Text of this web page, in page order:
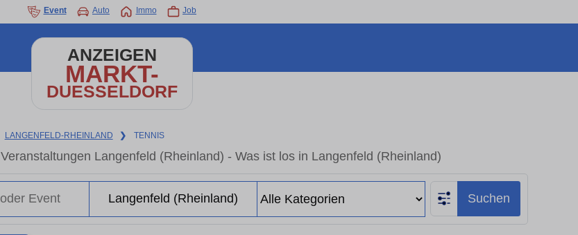
Event Auto Immo Job
ANZEIGEN
MARKT-
DUESSELDORF
LANGENFELD-RHEINLAND ❯ TENNIS
Veranstaltungen Langenfeld (Rheinland) - Was ist los in Langenfeld (Rheinland)
Suchen